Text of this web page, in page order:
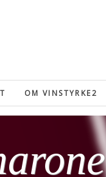
OM VINSTYRKE2